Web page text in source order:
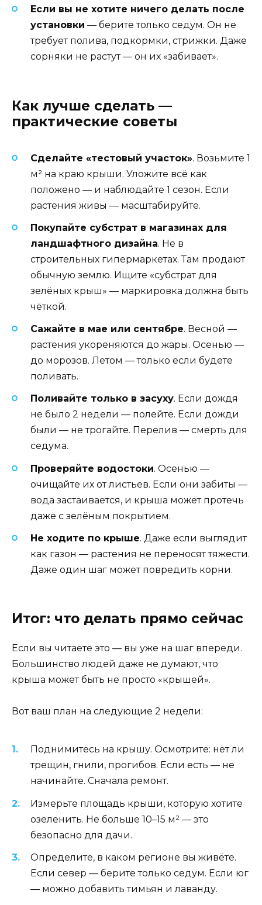
Если вы не хотите ничего делать после
установки — берите только седум. Он не
требует полива, подкормки, стрижки. Даже
сорняки не растут — он их «забивает».
Как лучше сделать —
практические советы
Сделайте «тестовый участок». Возьмите 1
м² на краю крыши. Уложите всё как
положено — и наблюдайте 1 сезон. Если
растения живы — масштабируйте.
Покупайте субстрат в магазинах для
ландшафтного дизайна. Не в
строительных гипермаркетах. Там продают
обычную землю. Ищите «субстрат для
зелёных крыш» — маркировка должна быть
чёткой.
Сажайте в мае или сентябре. Весной —
растения укореняются до жары. Осенью —
до морозов. Летом — только если будете
поливать.
Поливайте только в засуху. Если дождя
не было 2 недели — полейте. Если дожди
были — не трогайте. Перелив — смерть для
седума.
Проверяйте водостоки. Осенью —
очищайте их от листьев. Если они забиты —
вода застаивается, и крыша может протечь
даже с зелёным покрытием.
Не ходите по крыше. Даже если выглядит
как газон — растения не переносят тяжести.
Даже один шаг может повредить корни.
Итог: что делать прямо сейчас
Если вы читаете это — вы уже на шаг впереди.
Большинство людей даже не думают, что
крыша может быть не просто «крышей».
Вот ваш план на следующие 2 недели:
Поднимитесь на крышу. Осмотрите: нет ли
трещин, гнили, прогибов. Если есть — не
начинайте. Сначала ремонт.
Измерьте площадь крыши, которую хотите
озеленить. Не больше 10–15 м² — это
безопасно для дачи.
Определите, в каком регионе вы живёте.
Если север — берите только седум. Если юг
— можно добавить тимьян и лаванду.